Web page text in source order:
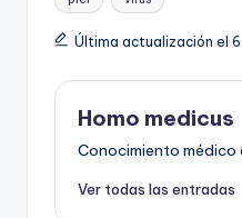
Última actualización el
Homo medicus
Conocimiento médico
Ver todas las entradas